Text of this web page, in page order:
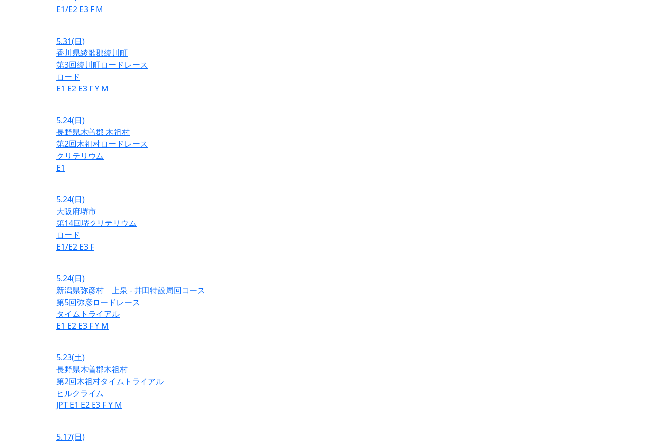
E1/E2 E3 F M
5.31(日)
香川県綾歌郡綾川町
第3回綾川町ロードレース
ロード
E1 E2 E3 FY M
5.24(日)
長野県木曽郡 木祖村
第2回木祖村ロードレース
クリテリウム
E1
5.24(日)
大阪府堺市
第14回堺クリテリウム
ロード
E1/E2 E3 F
5.24(日)
新潟県弥彦村 上泉 - 井田特設周回コース
第5回弥彦ロードレース
タイムトライアル
E1 E2 E3 FY M
5.23(土)
長野県木曽郡木祖村
第2回木祖村タイムトライアル
ヒルクライム
JPT E1 E2 E3 FY M
5.17(日)